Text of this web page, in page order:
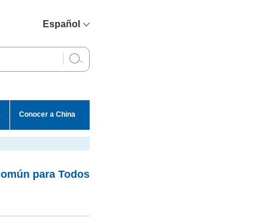
Español
English
Conocer a China
para Todos